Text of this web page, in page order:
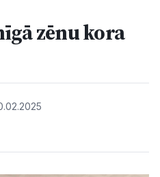
zēnu kora